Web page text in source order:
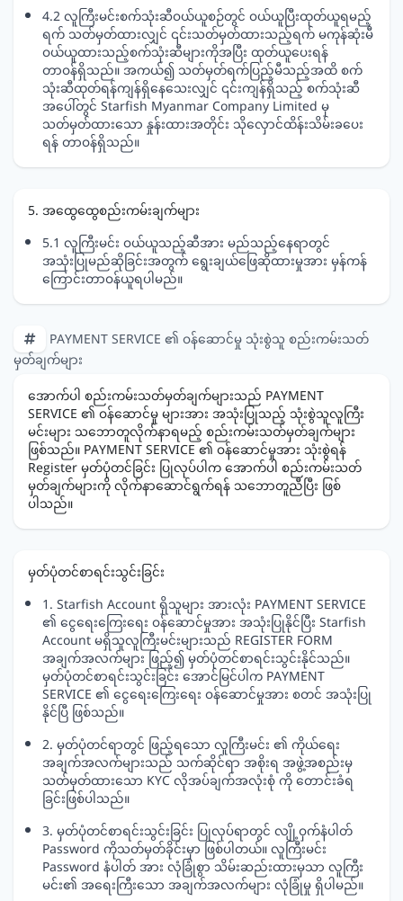
4.2 လူကြီးမင်းစက်သုံးဆီဝယ်ယူစဉ်တွင် ဝယ်ယူပြီးထုတ်ယူရမည့်
ရက် သတ်မှတ်ထားလျှင် ၎င်းသတ်မှတ်ထားသည့်ရက် မကုန်ဆုံးမီ
ဝယ်ယူထားသည့်စက်သုံးဆီများကိုအပြီး ထုတ်ယူပေးရန်
တာဝန်ရှိသည်။ အကယ်၍ သတ်မှတ်ရက်ပြည့်မီသည့်အထိ စက်
သုံးဆီထုတ်ရန်ကျန်ရှိနေသေးလျှင် ၎င်းကျန်ရှိသည့် စက်သုံးဆီ
အပေါ်တွင် Starfish Myanmar Company Limited မှ
သတ်မှတ်ထားသော နှုန်းထားအတိုင်း သိုလှောင်ထိန်းသိမ်းခပေး
ရန် တာဝန်ရှိသည်။
5. အထွေထွေစည်းကမ်းချက်များ
5.1 လူကြီးမင်း ဝယ်ယူသည့်ဆီအား မည်သည့်နေရာတွင်
အသုံးပြုမည်ဆိုခြင်းအတွက် ရွေးချယ်ဖြေဆိုထားမှုအား မှန်ကန်
ကြောင်းတာဝန်ယူရပါမည်။
PAYMENT SERVICE ၏ ဝန်ဆောင်မှု သုံးစွဲသူ စည်းကမ်းသတ်
မှတ်ချက်များ
အောက်ပါ စည်းကမ်းသတ်မှတ်ချက်များသည် PAYMENT
SERVICE ၏ ဝန်ဆောင်မှု များအား အသုံးပြုသည့် သုံးစွဲသူလူကြီး
မင်းများ သဘောတူလိုက်နာရမည့် စည်းကမ်းသတ်မှတ်ချက်များ
ဖြစ်သည်။ PAYMENT SERVICE ၏ ဝန်ဆောင်မှုအား သုံးစွဲရန်
Register မှတ်ပုံတင်ခြင်း ပြုလုပ်ပါက အောက်ပါ စည်းကမ်းသတ်
မှတ်ချက်များကို လိုက်နာဆောင်ရွက်ရန် သဘောတူညီပြီး ဖြစ်
ပါသည်။
မှတ်ပုံတင်စာရင်းသွင်းခြင်း
1. Starfish Account ရှိသူများ အားလုံး PAYMENT SERVICE
၏ ငွေရေးကြေးရေး ဝန်ဆောင်မှုအား အသုံးပြုနိုင်ပြီး Starfish
Account မရှိသူလူကြီးမင်းများသည် REGISTER FORM
အချက်အလက်များ ဖြည့်၍ မှတ်ပုံတင်စာရင်းသွင်းနိုင်သည်။
မှတ်ပုံတင်စာရင်းသွင်းခြင်း အောင်မြင်ပါက PAYMENT
SERVICE ၏ ငွေရေးကြေးရေး ဝန်ဆောင်မှုအား စတင် အသုံးပြု
နိုင်ပြီ ဖြစ်သည်။
2. မှတ်ပုံတင်ရာတွင် ဖြည့်ရသော လူကြီးမင်း ၏ ကိုယ်ရေး
အချက်အလက်များသည် သက်ဆိုင်ရာ အစိုးရ အဖွဲ့အစည်းမှ
သတ်မှတ်ထားသော KYC လိုအပ်ချက်အလုံးစုံ ကို တောင်းခံရ
ခြင်းဖြစ်ပါသည်။
3. မှတ်ပုံတင်စာရင်းသွင်းခြင်း ပြုလုပ်ရာတွင် လျို့ဝှက်နံပါတ်
Password ကိုသတ်မှတ်ခိုင်းမှာ ဖြစ်ပါတယ်။ လူကြီးမင်း
Password နံပါတ် အား လုံခြုံစွာ သိမ်းဆည်းထားမှသာ လူကြီး
မင်း၏ အရေးကြီးသော အချက်အလက်များ လုံခြုံမှု ရှိပါမည်။